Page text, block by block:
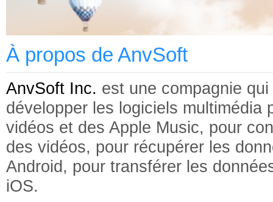
À propos de AnvSoft
AnvSoft Inc. est une compagnie
développer les logiciels multimédia
vidéos et des Apple Music, pour
des vidéos, pour récupérer les
Android, pour transférer les
iOS.